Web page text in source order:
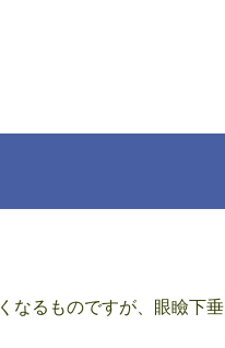
なるものですが、眼瞼下垂